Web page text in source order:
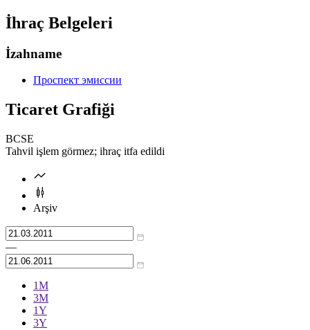
İhraç Belgeleri
İzahname
Проспект эмиссии
Ticaret Grafiği
BCSE
Tahvil işlem görmez; ihraç itfa edildi
Arşiv
—
1М
3М
1Y
3Y